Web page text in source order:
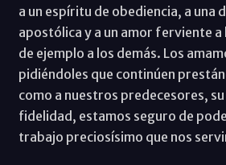
a un espíritu de obediencia, a una
apostólica y a un amor ferviente a
de ejemplo a los demás. Los
pidiéndoles que continúen
como a nuestros predecesores,
fidelidad, estamos seguro de
trabajo preciosísimo que nos